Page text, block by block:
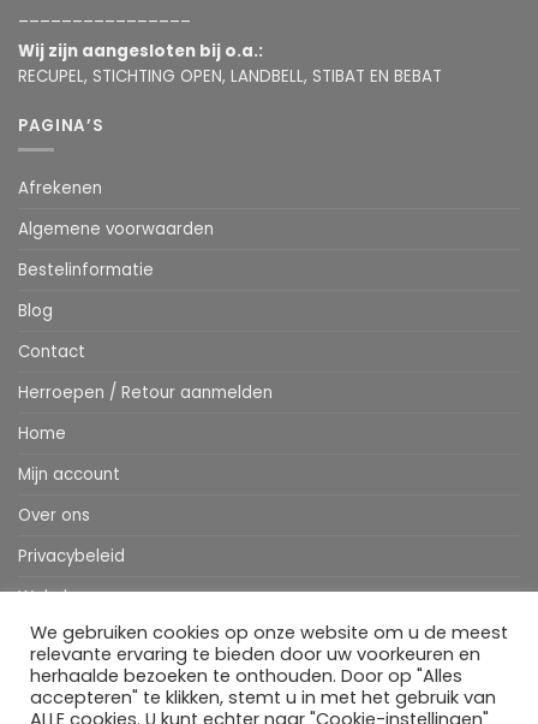
Wij zijn aangesloten bij o.a.:
RECUPEL, STICHTING OPEN, LANDBELL, STIBAT EN BEBAT
PAGINA’S
Afrekenen
Algemene voorwaarden
Bestelinformatie
Blog
Contact
Herroepen / Retour aanmelden
Home
Mijn account
Over ons
Privacybeleid
Webshop
Winkelwagen
Stripe MasterCardIDeal BancontactKlarna Apple
We gebruiken cookies op onze website om u de meest
relevante ervaring te bieden door uw voorkeuren en
herhaalde bezoeken te onthouden. Door op "Alles
accepteren" te klikken, stemt u in met het gebruik van
ALLE cookies. U kunt echter naar "Cookie-instellingen"